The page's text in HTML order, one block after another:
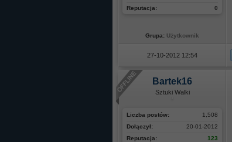
0
Reputacja:
Grupa: Użytkownik
27-10-2012 12:54
Bartek16
Sztuki Walki
1,508
Liczba postów:
20-01-2012
Dołączył:
123
Reputacja: